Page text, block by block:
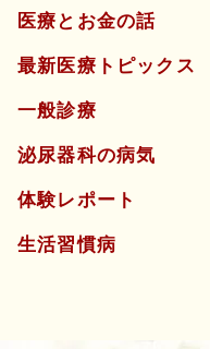
医療とお金の話
最新医療トピックス
一般診療
泌尿器科の病気
体験レポート
生活習慣病